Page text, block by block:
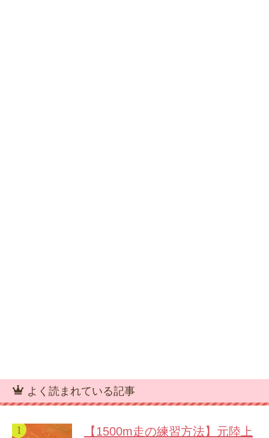
よく読まれている記事
【1500m走の練習方法】元陸上